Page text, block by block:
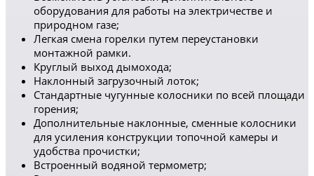
оборудования для работы на электричестве и
природном газе;
Легкая смена горелки путем переустановки
монтажной рамки.
Круглый выход дымохода;
Наклонный загрузочный лоток;
Стандартные чугунные колосники по всей площади
горения;
Дополнительные наклонные, сменные колосники
для усиления конструкции топочной камеры и
удобства прочистки;
Встроенный водяной термометр;